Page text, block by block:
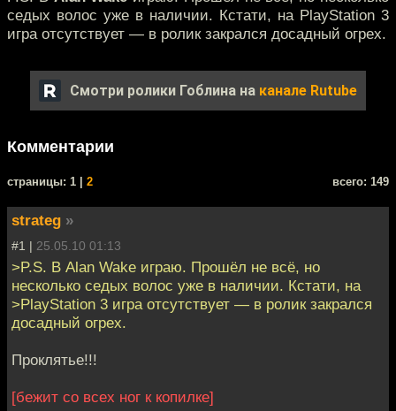
седых волос уже в наличии. Кстати, на PlayStation 3
игра отсутствует — в ролик закрался досадный огрех.
Смотри ролики Гоблина на канале Rutube
Комментарии
cтраницы: 1 | 2 всего: 149
strateg »
#1 | 25.05.10 01:13
>P.S. В Alan Wake играю. Прошёл не всё, но
несколько седых волос уже в наличии. Кстати, на
>PlayStation 3 игра отсутствует — в ролик закрался
досадный огрех.
Проклятье!!!
[бежит со всех ног к копилке]